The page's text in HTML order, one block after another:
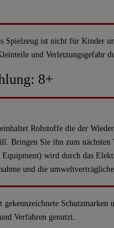
Spielzeug ist nicht für Kinder
und Verletzungsgefahr
8+
Rohstoffe die der
Bringen Sie ihn zum
Equipment) wird durch das
und die umweltverträgliche
Schutzmarken
Verfahren genutzt.